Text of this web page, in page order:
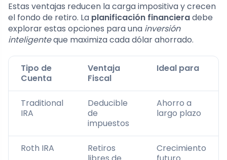
Estas ventajas reducen la carga impositiva y crecen
el fondo de retiro. La planificación financieradebe
explorar estas opciones para una inversión
inteligenteque maximiza cada dólar ahorrado.
Tipo de
Cuenta
Ventaja
Fiscal
Ideal para
Traditional
IRA
Deducible
de
impuestos
Ahorro a
largo plazo
Roth IRA
Retiros
Crecimiento